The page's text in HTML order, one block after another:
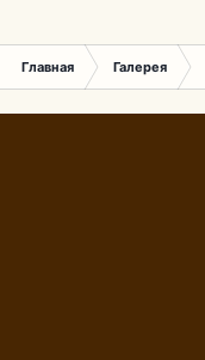
Главная Галерея